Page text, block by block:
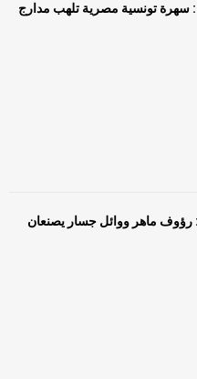
سهرة تونسية مصرية تلهب مدارج
رؤوف ماهر ووائل جسار يصنعان